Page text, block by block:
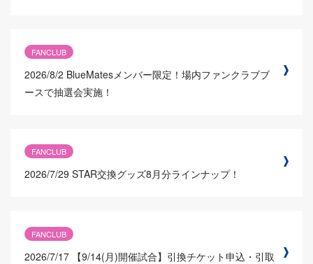
FANCLUB
2026/8/2 BlueMatesメンバー限定！場内ファンクラブブ
ースで抽選会実施！
FANCLUB
2026/7/29 STAR交換グッズ8月分ラインナップ！
FANCLUB
2026/7/17 【9/14(月)開催試合】引換チケット申込・引取